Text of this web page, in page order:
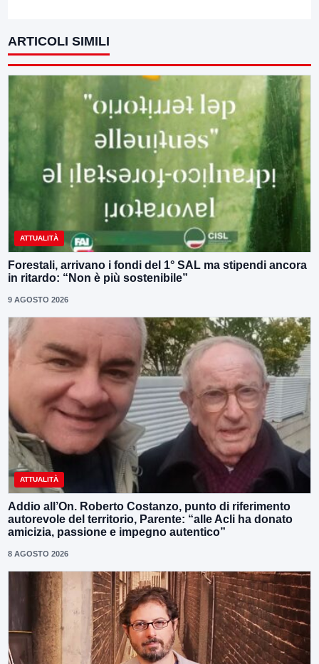
ARTICOLI SIMILI
ATTUALITÀ
Forestali, arrivano i fondi del 1° SAL ma stipendi ancora
in ritardo: “Non è più sostenibile”
9 AGOSTO 2026
ATTUALITÀ
Addio all’On. Roberto Costanzo, punto di riferimento
autorevole del territorio, Parente: “alle Acli ha donato
amicizia, passione e impegno autentico”
8 AGOSTO 2026